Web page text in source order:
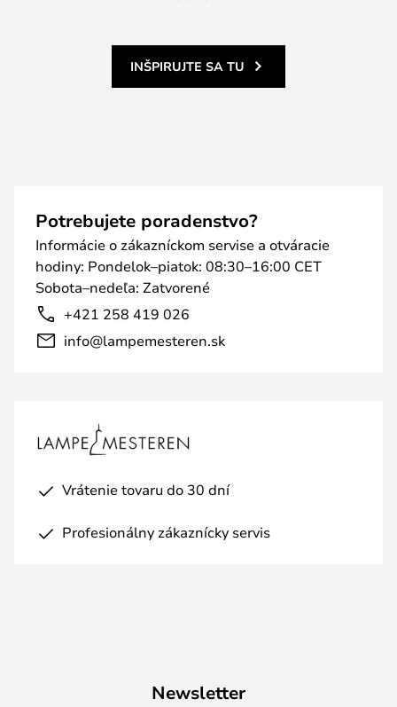
INŠPIRUJTE SA TU
Potrebujete poradenstvo?
Informácie o zákazníckom servise a otváracie
hodiny: Pondelok–piatok: 08:30–16:00 CET
Sobota–nedeľa: Zatvorené
+421 258 419 026
info@lampemesteren.sk
Vrátenie tovaru do 30 dní
Profesionálny zákaznícky servis
Newsletter